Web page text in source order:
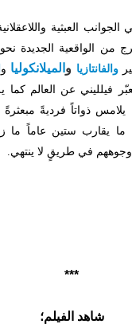
الجوانب العبثية
من الواقعية الجديدة نحو
والفانتازيا و الميلانكوليا و
فيلليني عن العالم كما
ذواتاً فرديةً
ما يقارب ستين عاماً ما
في طريقٍ لا ينتهي.
***
شاهد الفيلم؛